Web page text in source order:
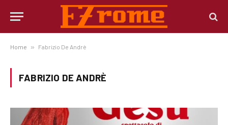
Home » Fabrizio De Andrè
FABRIZIO DE ANDRÈ